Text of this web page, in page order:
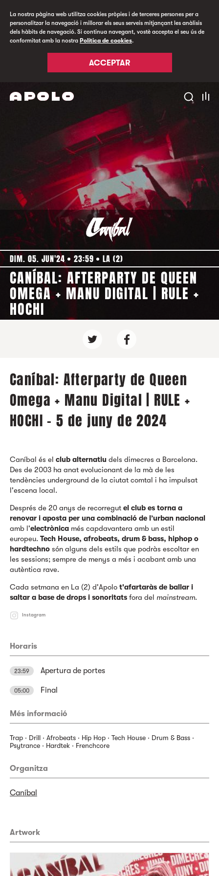
La nostra pàgina web utilitza cookies pròpies i de terceres persones per a
personalitzar la navegació i millorar els seus serveis mitjançant les anàlisis
dels hàbits de navegació. Si continua navegant, vostè accepta el seu ús de
conformitat amb la nostra Política de cookies.
ACCEPTAR
DIM. 05. JUN'24 23:59 LA (2)
CANÍBAL: AFTERPARTY DE QUEEN
OMEGA + MANU DIGITAL | RULE +
HOCHI
Caníbal: Afterparty de Queen
Omega + Manu Digital | RULE +
HOCHI - 5 de juny de 2024
Caníbal és el club alternatiu dels dimecres a Barcelona.
Des de 2003 ha anat evolucionant de la mà de les
tendències underground de la ciutat comtal i ha impulsat
l'escena local.
Després de 20 anys de recorregut el club es torna a
renovar i aposta per una combinació de l’urban nacional
amb l'electrònica més capdavantera amb un estil
europeu. Tech House, afrobeats, drum & bass, hiphop o
hardtechno són alguns dels estils que podràs escoltar en
les sessions; sempre de menys a més i acabant amb una
autèntica rave.
Cada setmana en La (2) d'Apolo t'afartaràs de ballar i
saltar a base de drops i sonoritats fora del mainstream.
Instagram
Horaris
23:59 Apertura de portes
05:00 Final
Més informació
Trap · Drill · Afrobeats · Hip Hop · Tech House · Drum & Bass ·
Psytrance · Hardtek · Frenchcore
Organitza
Caníbal
Artwork